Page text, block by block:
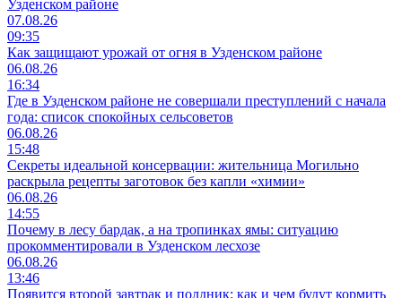
Узденском районе
07.08.26
09:35
Как защищают урожай от огня в Узденском районе
06.08.26
16:34
Где в Узденском районе не совершали преступлений с начала
года: список спокойных сельсоветов
06.08.26
15:48
Секреты идеальной консервации: жительница Могильно
раскрыла рецепты заготовок без капли «химии»
06.08.26
14:55
Почему в лесу бардак, а на тропинках ямы: ситуацию
прокомментировали в Узденском лесхозе
06.08.26
13:46
Появится второй завтрак и полдник: как и чем будут кормить